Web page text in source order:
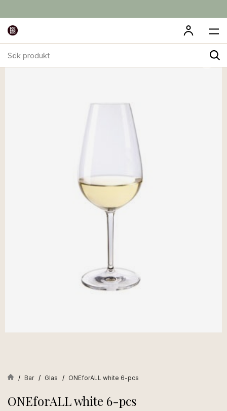
produkt
Bar Glas ONEforALL white 6-pcs
ONEforALL white 6-pcs